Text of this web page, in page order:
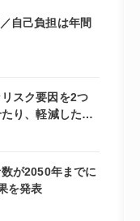
自己負担は年間
スク要因を2つ
り、軽減したり
います。
が2050年までに
を発表